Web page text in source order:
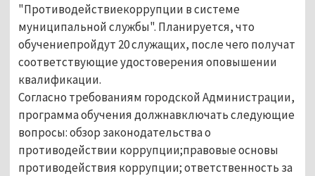
"Противодействиекоррупции в системе
муниципальной службы". Планируется, что
обучениепройдут 20 служащих, после чего получат
соответствующие удостоверения оповышении
квалификации.
Согласно требованиям городской Администрации,
программа обучения должнавключать следующие
вопросы: обзор законодательства о
противодействии коррупции;правовые основы
противодействия коррупции; ответственность за